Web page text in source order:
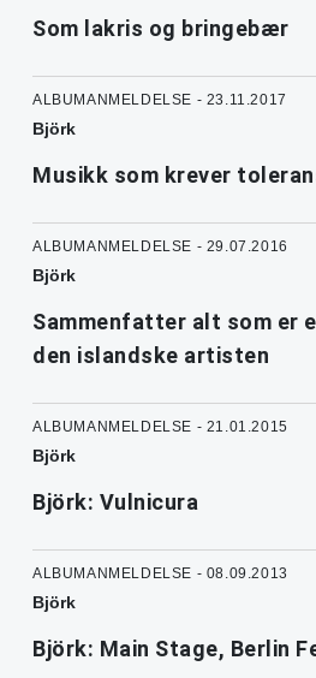
Som lakris og bringebær
ALBUMANMELDELSE - 23.11.2017
Björk
Musikk som krever
ALBUMANMELDELSE - 29.07.2016
Björk
Sammenfatter alt som er
den islandske artisten
ALBUMANMELDELSE - 21.01.2015
Björk
Björk: Vulnicura
ALBUMANMELDELSE - 08.09.2013
Björk
Björk: Main Stage, Berlin